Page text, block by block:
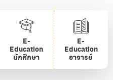
E-
Education
นักศึกษา
E-
Education
อาจารย์